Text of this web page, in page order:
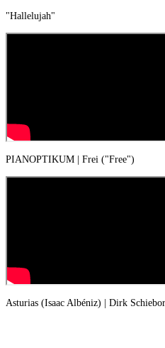
"Hallelujah"
PIANOPTIKUM | Frei ("Free")
Asturias (Isaac Albéniz) | Dirk